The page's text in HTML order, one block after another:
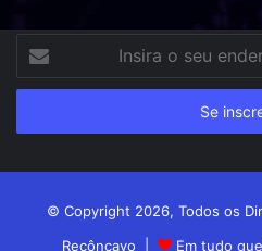
seu
de
© Copyright 2026, Todos os
Recôncavo |
Em tudo